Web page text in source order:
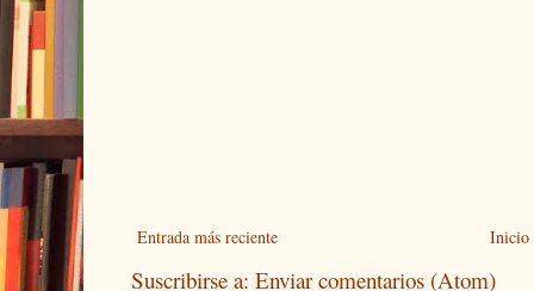
Entrada más reciente Inicio
Suscribirse a: Enviar comentarios (Atom)